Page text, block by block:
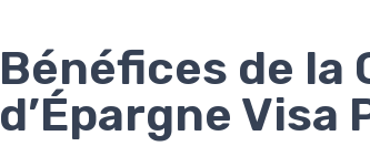
Bénéfices de la
d’Épargne Visa